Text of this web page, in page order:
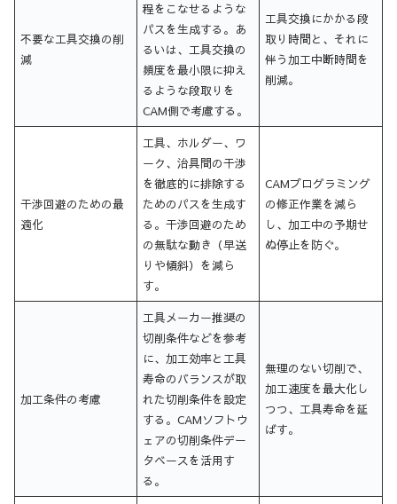
不要な工具交換の削
減
程をこなせるような
パスを生成する。あ
るいは、工具交換の
頻度を最小限に抑え
るような段取りを
CAM側で考慮する。
工具交換にかかる段
取り時間と、それに
伴う加工中断時間を
削減。
干渉回避のための最
適化
工具、ホルダー、ワ
ーク、治具間の干渉
を徹底的に排除する
ためのパスを生成す
る。干渉回避のため
の無駄な動き（早送
りや傾斜）を減ら
す。
CAMプログラミング
の修正作業を減ら
し、加工中の予期せ
ぬ停止を防ぐ。
加工条件の考慮
工具メーカー推奨の
切削条件などを参考
に、加工効率と工具
寿命のバランスが取
れた切削条件を設定
する。CAMソフトウ
ェアの切削条件デー
タベースを活用す
る。
無理のない切削で、
加工速度を最大化し
つつ、工具寿命を延
ばす。